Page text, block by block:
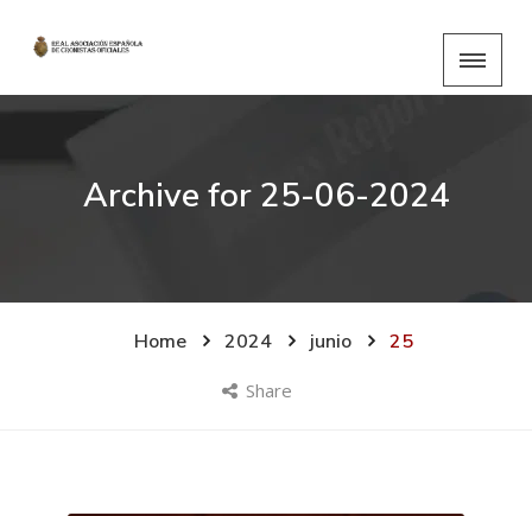
Archive for 25-06-2024
Home 2024 junio 25
Share